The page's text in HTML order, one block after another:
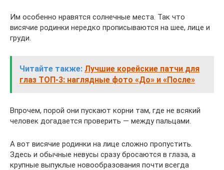
Им особенно нравятся солнечные места. Так что
висячие родинки нередко прописываются на шее, лице и
груди.
Читайте также: Лучшие корейские патчи для
глаз ТОП-3: наглядные фото «До» и «После»
Впрочем, порой они пускают корни там, где не всякий
человек догадается проверить — между пальцами.
А вот висячие родинки на лице сложно пропустить.
Здесь и обычные невусы сразу бросаются в глаза, а
крупные выпуклые новообразования почти всегда